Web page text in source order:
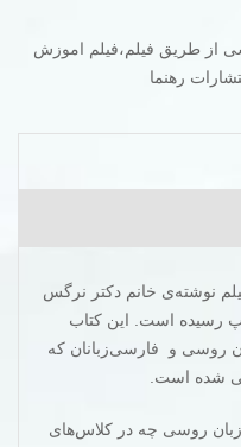
طریق فیلم،فیلم اموزش
رهنما
نوشته‌ی خانم دکتر نرگس
رسیده است. این کتاب
روسی و فارسی‌زبانان که
شده است.
زبان روسی چه در کلاس‌های